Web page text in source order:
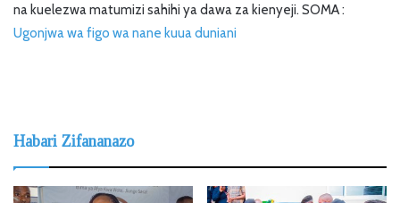
na kuelezwa matumizi sahihi ya dawa za kienyeji. SOMA :
Ugonjwa wa figo wa nane kuua duniani
Habari Zifananazo